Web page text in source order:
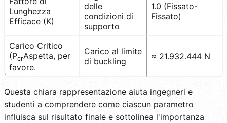
Lunghezza
Efficace (K)
delle
condizioni di
supporto
1.0 (Fissato-
Fissato)
Carico Critico
(PcrAspetta, per
favore.
Carico al limite
di buckling
≈ 21.932.444 N
Questa chiara rappresentazione aiuta ingegneri e
studenti a comprendere come ciascun parametro
influisca sul risultato finale e sottolinea l'importanza